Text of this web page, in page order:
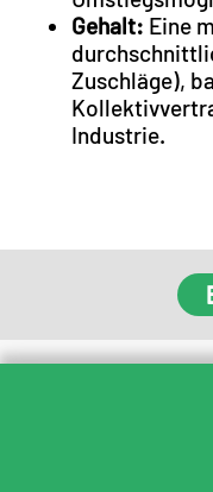
Gehalt: Eine
Zuschläge),
Industrie.